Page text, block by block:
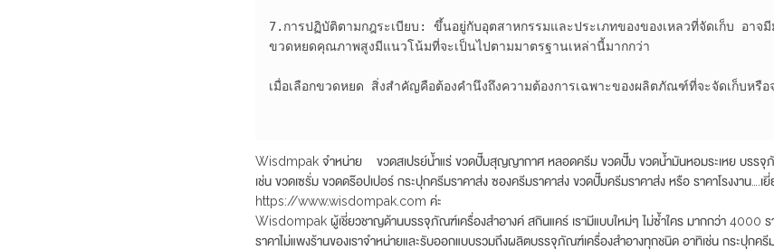
7.การปฏิบัติตามกฎระเบียบ: ขึ้นอยู่กับอุตสาหกรรมและประเภทของของเหลวที่จัดเก็บ อา
ขวดหยดคุณภาพสูงมีแนวโน้มที่จะเป็นไปตามมาตรฐานเหล่านี้มากกว่า
เมื่อเลือกขวดหยด สิ่งสำคัญคือต้องคำนึงถึงความต้องการเฉพาะของผลิตภัณฑ์ที่จะจัดเก็บหรื
Wisdmpak จำหน่าย ขวดสเปรย์น้ำแร่ ขวดปั๊มสุญญากาศ หลอดครีม ขวดปั๊ม ขวดน้ำมันหอมระเหย บรรจุภั
เช่น ขวดเซรั่ม ขวดดร๊อปเปอร์ กระปุกครีมราคาส่ง ซองครีมราคาส่ง ขวดปั๊มครีมราคาส่ง หรือ ราคาโรงงาน….เยี่
https://www.wisdompak.com ค่ะ
Wisdompak ผู้เชี่ยวชาญด้านบรรจุภัณฑ์เครื่องสำอางค์ สกินแคร์ เรามีแบบใหม่ๆ ไม่ซ้ำใคร มากกว่า 4000 ร
ราคาไม่แพงร้านของเราจำหน่ายและรับออกแบบรวมถึงผลิตบรรจุภัณฑ์เครื่องสำอางทุกชนิด อาทิเช่น กระปุกค